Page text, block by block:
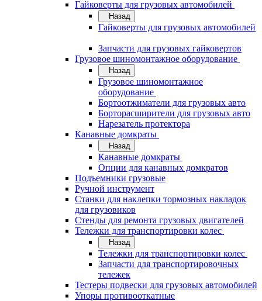
Гайковерты для грузовых автомобилей
Назад
Гайковерты для грузовых автомобилей
Запчасти для грузовых гайковертов
Грузовое шиномонтажное оборудование
Назад
Грузовое шиномонтажное
оборудование
Бортоотжиматели для грузовых авто
Борторасширители для грузовых авто
Нарезатель протектора
Канавные домкраты
Назад
Канавные домкраты
Опции для канавных домкратов
Подъемники грузовые
Ручной инструмент
Станки для наклепки тормозных накладок
для грузовиков
Стенды для ремонта грузовых двигателей
Тележки для транспортировки колес
Назад
Тележки для транспортировки колес
Запчасти для транспортировочных
тележек
Тестеры подвески для грузовых автомобилей
Упоры противооткатные